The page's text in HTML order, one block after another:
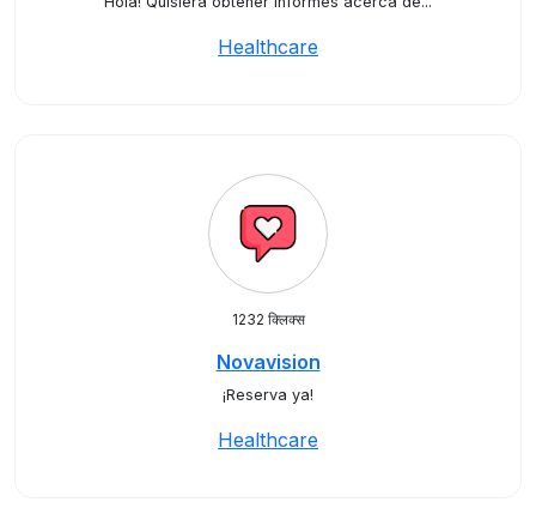
Healthcare
1232 क्लिक्स
Novavision
¡Reserva ya!
Healthcare